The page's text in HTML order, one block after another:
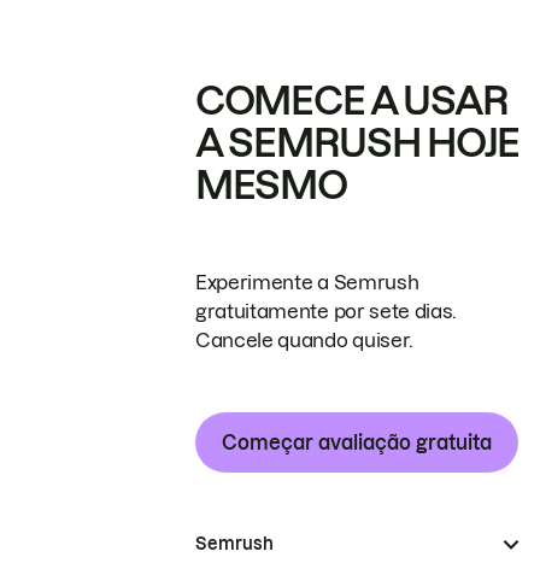
COMECE A USAR
A SEMRUSH HOJE
MESMO
Experimente a Semrush
gratuitamente por sete dias.
Cancele quando quiser.
Começar avaliação gratuita
Semrush